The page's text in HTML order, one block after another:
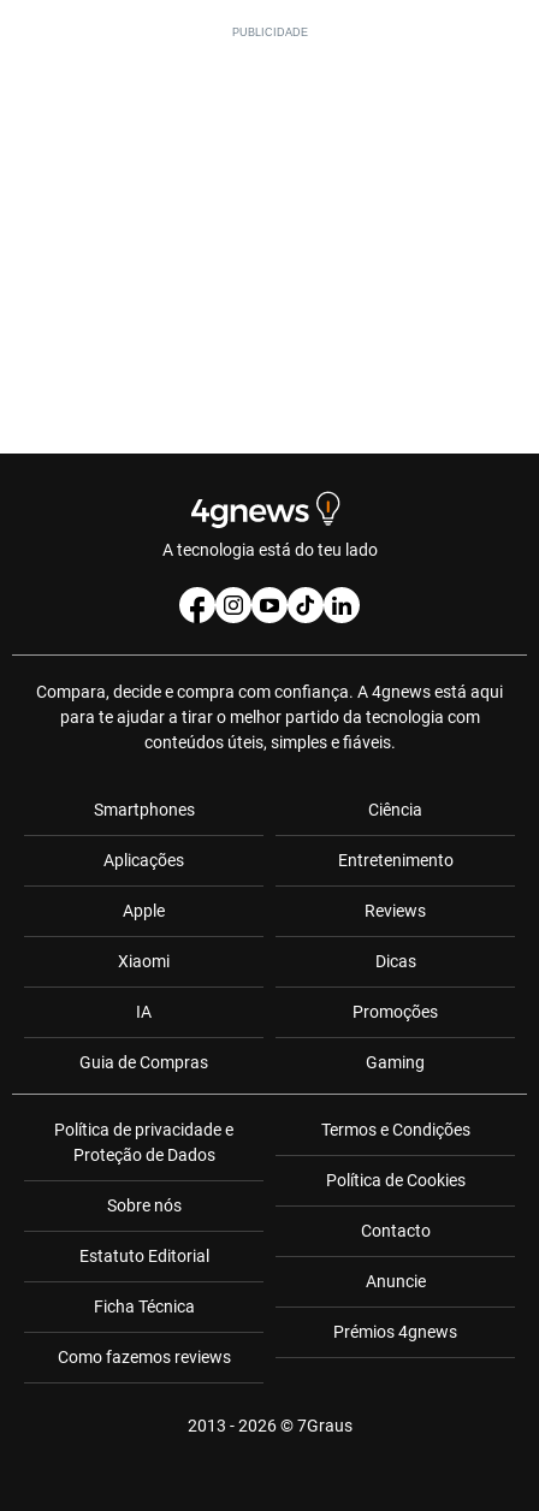
A tecnologia está do teu lado
Compara, decide e compra com confiança. A 4gnews está aqui
para te ajudar a tirar o melhor partido da tecnologia com
conteúdos úteis, simples e fiáveis.
Smartphones
Aplicações
Apple
Xiaomi
IA
Guia de Compras
Ciência
Entretenimento
Reviews
Dicas
Promoções
Gaming
Política de privacidade e
Proteção de Dados
Sobre nós
Estatuto Editorial
Ficha Técnica
Como fazemos reviews
Termos e Condições
Política de Cookies
Contacto
Anuncie
Prémios 4gnews
2013 - 2026 ©7Graus